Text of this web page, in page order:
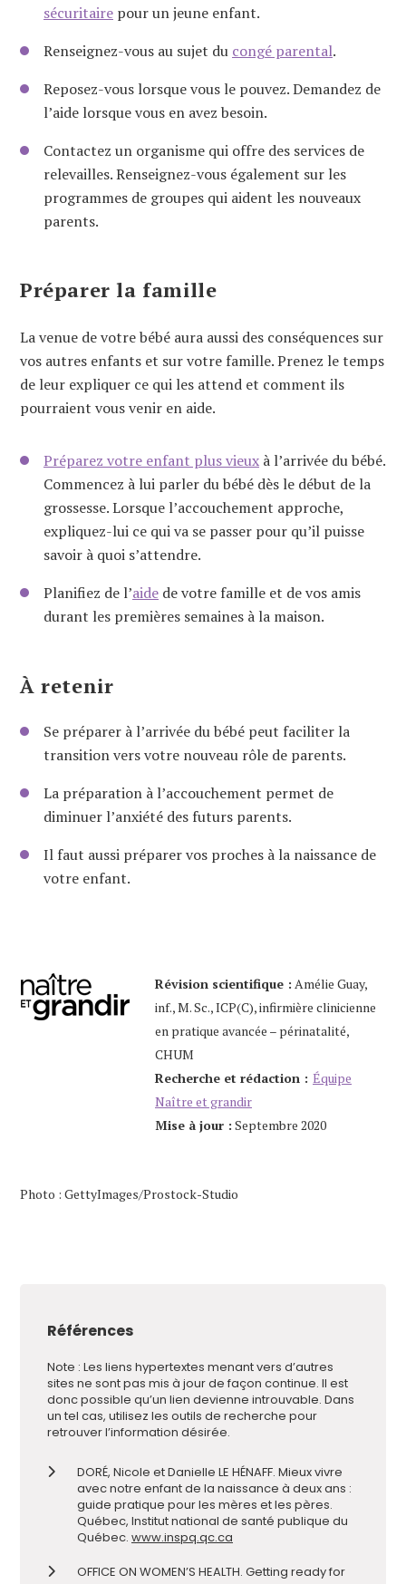
sécuritaire pour un jeune enfant.
Renseignez-vous au sujet du congé parental.
Reposez-vous lorsque vous le pouvez. Demandez de
l’aide lorsque vous en avez besoin.
Contactez un organisme qui offre des services de
relevailles. Renseignez-vous également sur les
programmes de groupes qui aident les nouveaux
parents.
Préparer la famille
La venue de votre bébé aura aussi des conséquences sur
vos autres enfants et sur votre famille. Prenez le temps
de leur expliquer ce qui les attend et comment ils
pourraient vous venir en aide.
Préparez votre enfant plus vieux à l’arrivée du bébé.
Commencez à lui parler du bébé dès le début de la
grossesse. Lorsque l’accouchement approche,
expliquez-lui ce qui va se passer pour qu’il puisse
savoir à quoi s’attendre.
Planifiez de l’aide de votre famille et de vos amis
durant les premières semaines à la maison.
À retenir
Se préparer à l’arrivée du bébé peut faciliter la
transition vers votre nouveau rôle de parents.
La préparation à l’accouchement permet de
diminuer l’anxiété des futurs parents.
Il faut aussi préparer vos proches à la naissance de
votre enfant.
Révision scientifique : Amélie Guay,
inf., M. Sc., ICP(C), infirmière clinicienne
en pratique avancée – périnatalité,
CHUM
Recherche et rédaction : Équipe
Naître et grandir
Mise à jour : Septembre 2020
Photo : GettyImages/Prostock-Studio
Références
Note : Les liens hypertextes menant vers d’autres
sites ne sont pas mis à jour de façon continue. Il est
donc possible qu’un lien devienne introuvable. Dans
un tel cas, utilisez les outils de recherche pour
retrouver l’information désirée.
DORÉ, Nicole et Danielle LE HÉNAFF. Mieux vivre
avec notre enfant de la naissance à deux ans :
guide pratique pour les mères et les pères.
Québec, Institut national de santé publique du
Québec. www.inspq.qc.ca
OFFICE ON WOMEN’S HEALTH. Getting ready for